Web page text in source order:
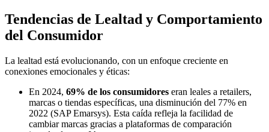
Tendencias de Lealtad y Comportamiento
del Consumidor
La lealtad está evolucionando, con un enfoque creciente en
conexiones emocionales y éticas:
En 2024, 69% de los consumidores eran leales a retailers,
marcas o tiendas específicas, una disminución del 77% en
2022 (SAP Emarsys). Esta caída refleja la facilidad de
cambiar marcas gracias a plataformas de comparación